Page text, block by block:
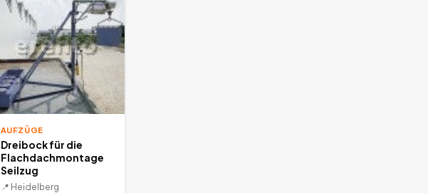
AUFZÜGE
Dreibock für die
Flachdachmontage
Seilzug
📍 Heidelberg